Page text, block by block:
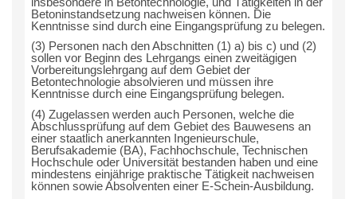
Betoninstandsetzung nachweisen können. Die
Kenntnisse sind durch eine Eingangsprüfung zu belegen.
(3) Personen nach den Abschnitten (1) a) bis c) und (2)
sollen vor Beginn des Lehrgangs einen zweitägigen
Vorbereitungslehrgang auf dem Gebiet der
Betontechnologie absolvieren und müssen ihre
Kenntnisse durch eine Eingangsprüfung belegen.
(4) Zugelassen werden auch Personen, welche die
Abschlussprüfung auf dem Gebiet des Bauwesens an
einer staatlich anerkannten Ingenieurschule,
Berufsakademie (BA), Fachhochschule, Technischen
Hochschule oder Universität bestanden haben und eine
mindestens einjährige praktische Tätigkeit nachweisen
können sowie Absolventen einer E-Schein-Ausbildung.